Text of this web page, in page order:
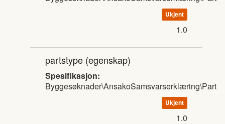
Ukjent
1.0
partstype (egenskap)
Spesifikasjon:
Byggesøknader\AnsakoSamsvarserklæring\Part
Ukjent
1.0